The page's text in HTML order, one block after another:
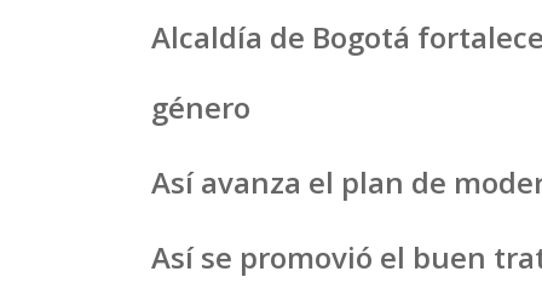
Alcaldía de Bogotá
género
Así avanza el plan de
Así se promovió el buen